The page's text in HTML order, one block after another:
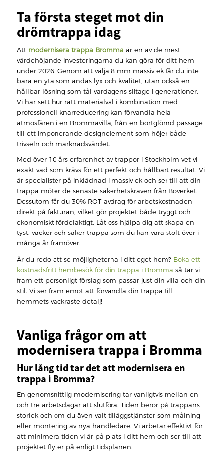
Ta första steget mot din
drömtrappa idag
Att modernisera trappa Bromma är en av de mest
värdehöjande investeringarna du kan göra för ditt hem
under 2026. Genom att välja 8 mm massiv ek får du inte
bara en yta som andas lyx och kvalitet, utan också en
hållbar lösning som tål vardagens slitage i generationer.
Vi har sett hur rätt materialval i kombination med
professionell knarreducering kan förvandla hela
atmosfären i en Brommavilla, från en bortglömd passage
till ett imponerande designelement som höjer både
trivseln och marknadsvärdet.
Med över 10 års erfarenhet av trappor i Stockholm vet vi
exakt vad som krävs för ett perfekt och hållbart resultat. Vi
är specialister på inklädnad i massiv ek och ser till att din
trappa möter de senaste säkerhetskraven från Boverket.
Dessutom får du 30% ROT-avdrag för arbetskostnaden
direkt på fakturan, vilket gör projektet både tryggt och
ekonomiskt fördelaktigt. Låt oss hjälpa dig att skapa en
tyst, vacker och säker trappa som du kan vara stolt över i
många år framöver.
Är du redo att se möjligheterna i ditt eget hem? Boka ett
kostnadsfritt hembesök för din trappa i Bromma så tar vi
fram ett personligt förslag som passar just din villa och din
stil. Vi ser fram emot att förvandla din trappa till
hemmets vackraste detalj!
Vanliga frågor om att
modernisera trappa i Bromma
Hur lång tid tar det att modernisera en
trappa i Bromma?
En genomsnittlig modernisering tar vanligtvis mellan en
och tre arbetsdagar att slutföra. Tiden beror på trappans
storlek och om du även valt tilläggstjänster som målning
eller montering av nya handledare. Vi arbetar effektivt för
att minimera tiden vi är på plats i ditt hem och ser till att
projektet flyter på enligt tidsplanen.